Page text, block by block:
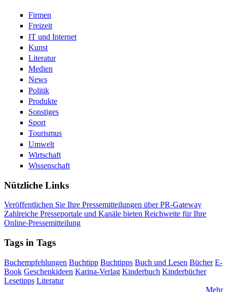
Firmen
Freizeit
IT und Internet
Kunst
Literatur
Medien
News
Politik
Produkte
Sonstiges
Sport
Tourismus
Umwelt
Wirtschaft
Wissenschaft
Nützliche Links
Veröffentlichen Sie Ihre Pressemitteilungen über PR-Gateway
Zahlreiche Presseportale und Kanäle bieten Reichweite für Ihre
Online-Pressemitteilung
Tags in Tags
Buchempfehlungen Buchtipp Buchtipps Buch und Lesen Bücher E-
Book Geschenkideen Karina-Verlag Kinderbuch Kinderbücher
Lesetipps Literatur
Mehr